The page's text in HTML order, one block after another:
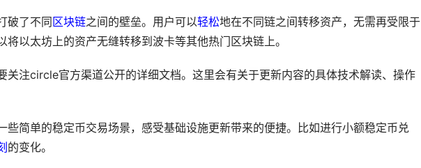
破了不同 区块链之间的壁垒。用户可以轻松地在不同链之间转移资产，无需再受限于
以太坊上的资产无缝转移到波卡等其他热门区块链上。
关注circle官方渠道公开的详细文档。这里会有关于更新内容的具体技术解读、操作
些简单的稳定币交易场景，感受基础设施更新带来的便捷。比如进行小额稳定币兑
的变化。